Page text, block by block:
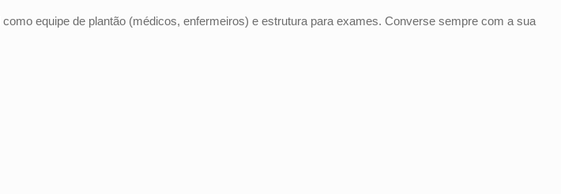
como equipe de plantão (médicos, enfermeiros) e estrutura para exames. Converse sempre com a sua